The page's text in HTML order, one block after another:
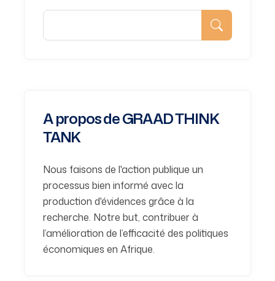
A propos de GRAAD THINK
TANK
Nous faisons de l'action publique un
processus bien informé avec la
production d'évidences grâce à la
recherche. Notre but, contribuer à
l’amélioration de l’efficacité des politiques
économiques en Afrique.